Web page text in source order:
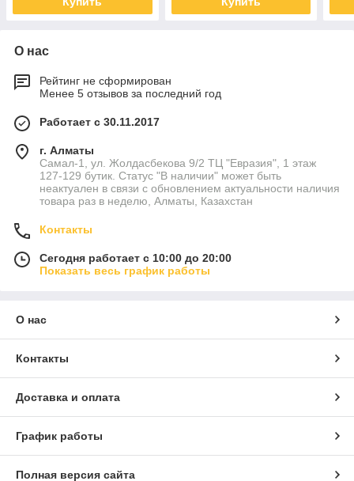
О нас
Рейтинг не сформирован
Менее 5 отзывов за последний год
Работает с 30.11.2017
г. Алматы
Самал-1, ул. Жолдасбекова 9/2 ТЦ "Евразия", 1 этаж
127-129 бутик. Статус "В наличии" может быть
неактуален в связи с обновлением актуальности наличия
товара раз в неделю, Алматы, Казахстан
Контакты
Сегодня работает с 10:00 до 20:00
Показать весь график работы
О нас
Контакты
Доставка и оплата
График работы
Полная версия сайта